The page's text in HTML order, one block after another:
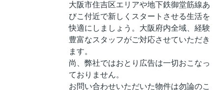
大阪市住吉区エリアや地下鉄御堂筋線あ
びこ付近で新しくスタートさせる生活を
快適にしましょう。大阪府内全域、経験
豊富なスタッフがご対応させていただき
ます。
尚、弊社ではおとり広告は一切おこなっ
ておりません。
お問い合わせいただいた物件は勿論のこ